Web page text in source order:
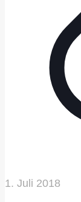
1. Juli 2018